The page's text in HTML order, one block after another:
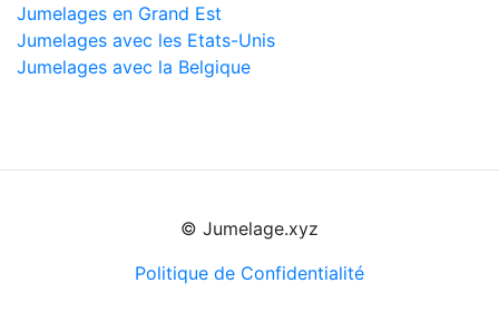
Jumelages en Grand Est
Jumelages avec les Etats-Unis
Jumelages avec la Belgique
© Jumelage.xyz
Politique de Confidentialité